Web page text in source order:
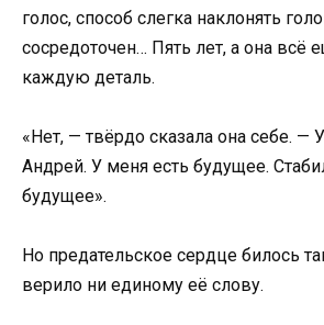
голос, способ слегка наклонять
сосредоточен… Пять лет, а она всё
каждую деталь.
«Нет, — твёрдо сказала она себе. —
Андрей. У меня есть будущее.
будущее».
Но предательское сердце билось
верило ни единому её слову.